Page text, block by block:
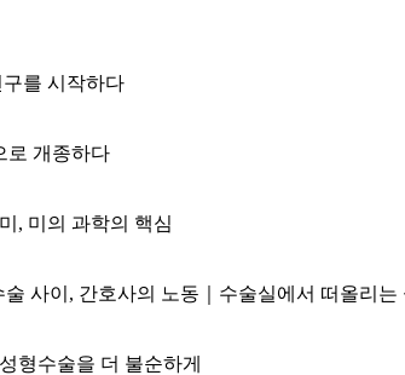
를 시작하다
로 개종하다
, 미의 과학의 핵심
사이, 간호사의 노동｜수술실에서 떠올리는
형수술을 더 불순하게